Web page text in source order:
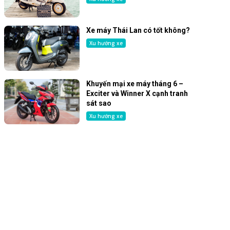
Xe máy Thái Lan có tốt không?
Xu hướng xe
Khuyến mại xe máy tháng 6 –
Exciter và Winner X cạnh tranh
sát sao
Xu hướng xe